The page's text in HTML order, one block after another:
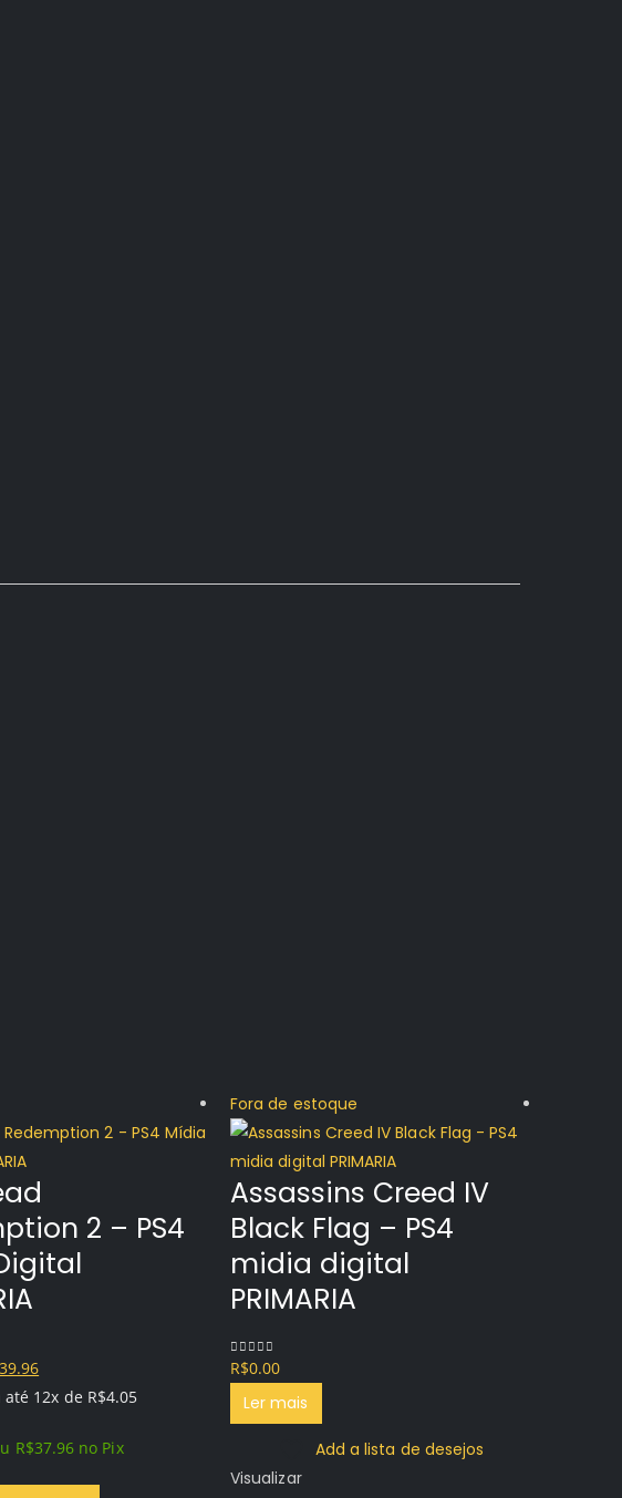
2 – PS4
39.96O
preço
é:
R$39.96.
até 12x de R$4.05
R$37.96 no Pix
Fora de estoque
Assassins Creed IV
Black Flag – PS4
midia digital
PRIMARIA
0out of 5
R$0.00
Ler mais
Add a lista de desejos
Visualizar